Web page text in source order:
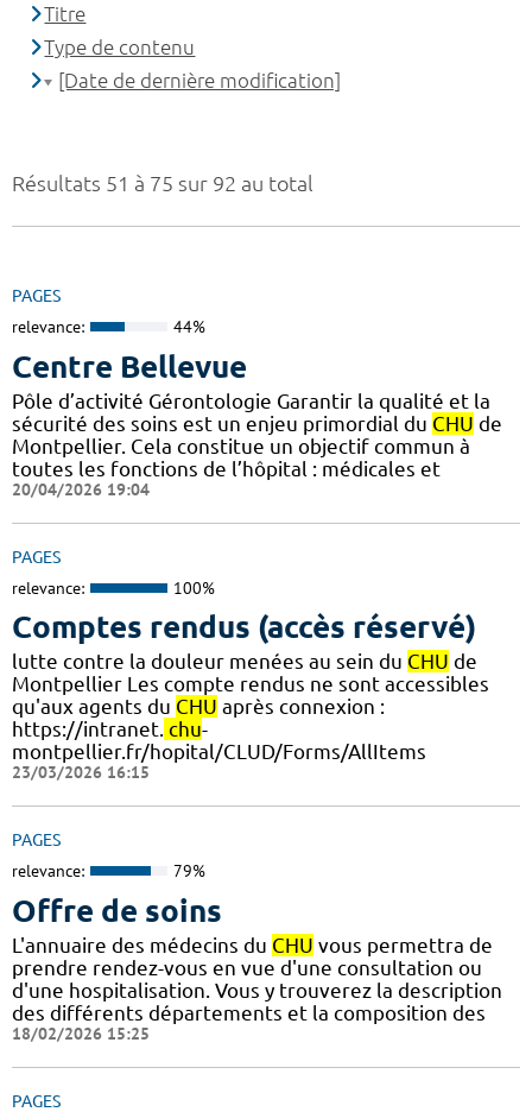
Résultats 51 à 75 sur 92 au total
PAGES
relevance: 44%
Centre Bellevue
Pôle d’activité Gérontologie Garantir la qualité et la
sécurité des soins est un enjeu primordial du CHU de
Montpellier. Cela constitue un objectif commun à
toutes les fonctions de l’hôpital : médicales et
20/04/2026 19:04
PAGES
relevance: 100%
Comptes rendus (accès réservé)
lutte contre la douleur menées au sein du CHU de
Montpellier Les compte rendus ne sont accessibles
qu'aux agents du CHU après connexion :
https://intranet. chu-
montpellier.fr/hopital/CLUD/Forms/AllItems
23/03/2026 16:15
PAGES
relevance: 79%
Offre de soins
L'annuaire des médecins du CHU vous permettra de
prendre rendez-vous en vue d'une consultation ou
d'une hospitalisation. Vous y trouverez la description
des différents départements et la composition des
18/02/2026 15:25
PAGES
Titre
Type de contenu
[Date de dernière modification]